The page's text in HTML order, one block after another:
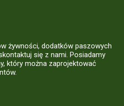
żywności, dodatków paszowych
się z nami. Posiadamy
który można zaprojektować